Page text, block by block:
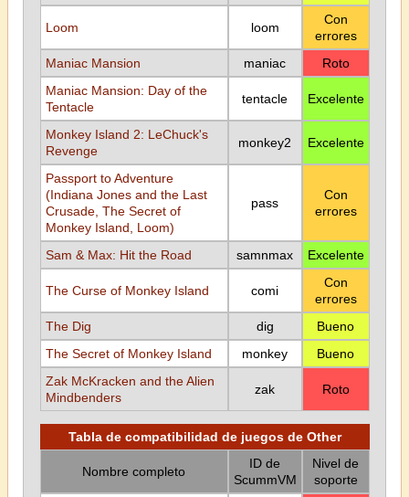
Loom loom
Con
errores
Maniac Mansion
maniac
Roto
Maniac Mansion: Day of the
Tentacle
tentacle Excelente
Monkey Island 2: LeChuck's
Revenge
monkey2 Excelente
Passport to Adventure
(Indiana Jones and the Last
Crusade, The Secret of
Monkey Island, Loom)
pass
Con
errores
Sam & Max: Hit the Road samnmax Excelente
The Curse of Monkey Island comi
Con
errores
The Dig
dig
Bueno
The Secret of Monkey Island
monkey
Bueno
Zak McKracken and the Alien
Mindbenders
zak Roto
Tabla de compatibilidad de juegos de Other
Nombre completo
ID de
ScummVM
Nivel de
soporte